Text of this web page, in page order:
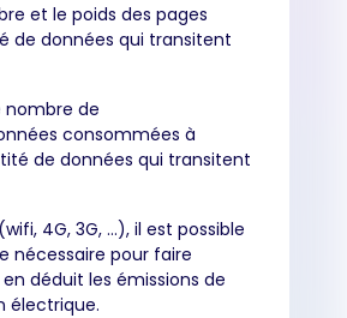
et le poids des pages
de données qui transitent
nombre de
consommées à
de données qui transitent
4G, 3G, …), il est possible
nécessaire pour faire
déduit les émissions de
électrique.